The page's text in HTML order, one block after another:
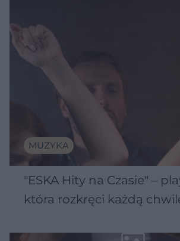
MUZYKA
"ESKA Hity na Czasie" –
która rozkręci każdą